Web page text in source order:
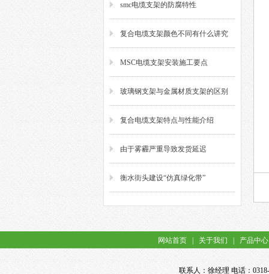
smc电缆支架的防腐特性
复合电缆支架颜色不同有什么讲究
MSC电缆支架安装施工要点
玻璃钢支架与金属材质支架的区别
复合电缆支架特点与性能介绍
由于雾霾严重导致发货延迟
衡水街头建设“仿真绿化带”
网站首页 关于我们 产品中心
联系人：徐经理 电话：